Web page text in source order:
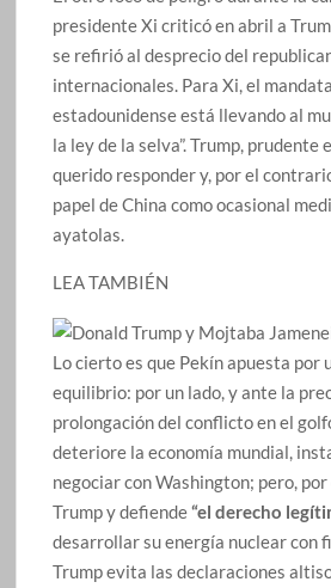
presidente Xi criticó en abril a
se refirió al desprecio del
internacionales. Para Xi, el
estadounidense está llevando al
la ley de la selva”. Trump, prudente
querido responder y, por el
papel de China como ocasional
ayatolas.
LEA TAMBIÉN
Lo cierto es que Pekín apuesta por
equilibrio: por un lado, y ante la
prolongación del conflicto en el
deteriore la economía mundial,
negociar con Washington; pero,
Trump y defiende“el derecho
desarrollar su energía nuclear con
Trump evita las declaraciones